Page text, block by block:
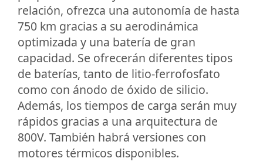
relación, ofrezca una autonomía de hasta
750 km gracias a su aerodinámica
optimizada y una batería de gran
capacidad. Se ofrecerán diferentes tipos
de baterías, tanto de litio-ferrofosfato
como con ánodo de óxido de silicio.
Además, los tiempos de carga serán muy
rápidos gracias a una arquitectura de
800V. También habrá versiones con
motores térmicos disponibles.